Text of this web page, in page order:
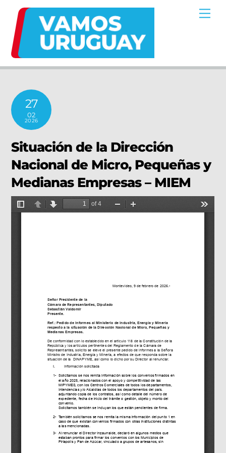
content
27
02
2026
Situación de la Dirección
Nacional de Micro, Pequeñas y
Medianas Empresas – MIEM